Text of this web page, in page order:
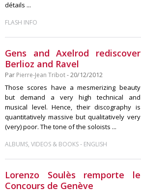
détails ...
FLASH INFO
Gens and Axelrod rediscover
Berlioz and Ravel
Par Pierre-Jean Tribot- 20/12/2012
Those scores have a mesmerizing beauty
but demand a very high technical and
musical level. Hence, their discography is
quantitatively massive but qualitatively very
(very) poor. The tone of the soloists ...
ALBUMS, VIDEOS & BOOKS- ENGLISH
Lorenzo Soulès remporte le
Concours de Genève